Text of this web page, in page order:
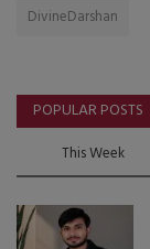
DivineDarshan
POPULAR POSTS
This Week